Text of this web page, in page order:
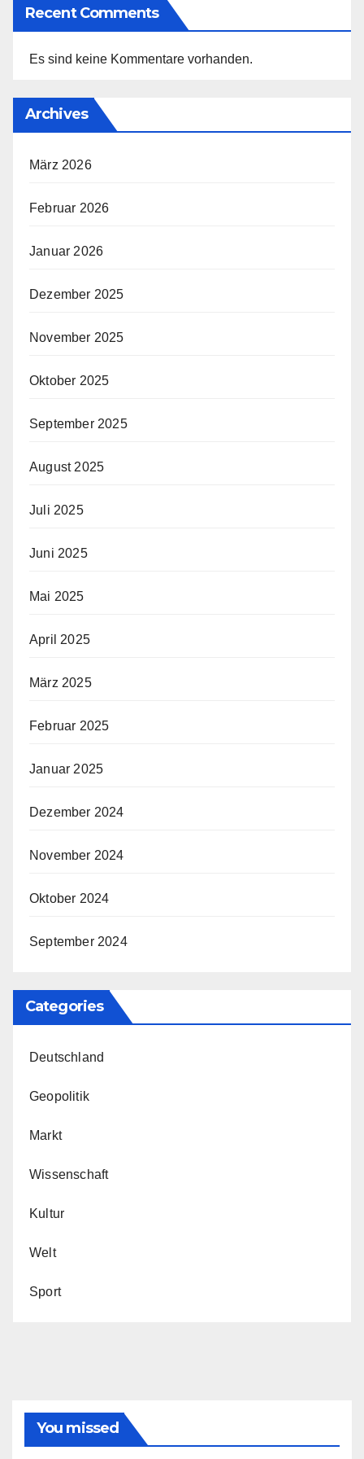
Recent Comments
Es sind keine Kommentare vorhanden.
Archives
März 2026
Februar 2026
Januar 2026
Dezember 2025
November 2025
Oktober 2025
September 2025
August 2025
Juli 2025
Juni 2025
Mai 2025
April 2025
März 2025
Februar 2025
Januar 2025
Dezember 2024
November 2024
Oktober 2024
September 2024
Categories
Deutschland
Geopolitik
Markt
Wissenschaft
Kultur
Welt
Sport
You missed